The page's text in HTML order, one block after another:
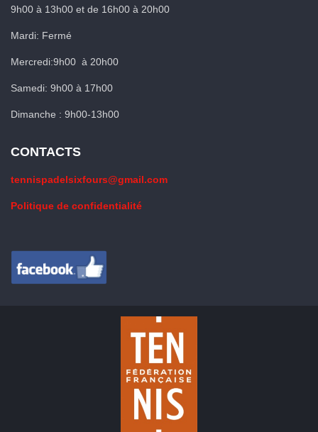
9h00 à 13h00 et de 16h00 à 20h00
Mardi: Fermé
Mercredi:9h00 à 20h00
Samedi: 9h00 à 17h00
Dimanche : 9h00-13h00
CONTACTS
tennispadelsixfours@gmail.com
Politique de confidentialité